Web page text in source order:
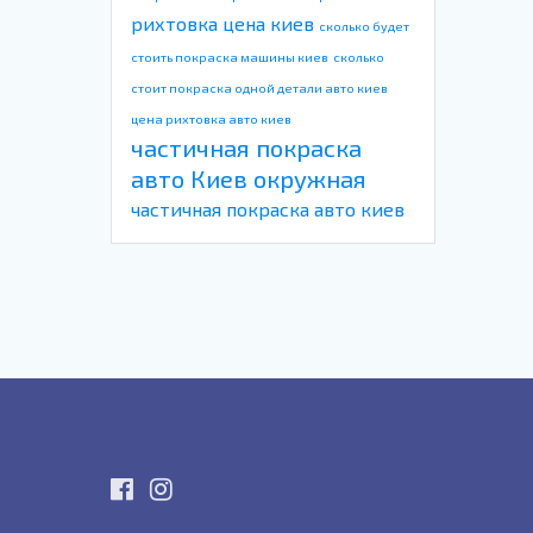
рихтовка цена киев сколько будет
стоить покраска машины киев сколько
стоит покраска одной детали авто киев
цена рихтовка авто киев
частичная покраска
авто Киев окружная
частичная покраска авто киев